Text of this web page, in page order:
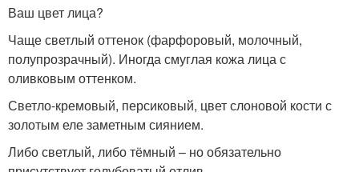
Ваш цвет лица?
Чаще светлый оттенок (фарфоровый, молочный,
полупрозрачный). Иногда смуглая кожа лица с
оливковым оттенком.
Светло-кремовый, персиковый, цвет слоновой кости с
золотым еле заметным сиянием.
Либо светлый, либо тёмный – но обязательно